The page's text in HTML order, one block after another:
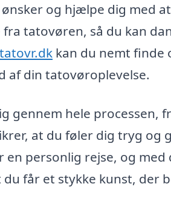
og hjælpe dig med
tatovøren, så du kan
kan du nemt finde
af din tatovøroplevelse.
gennem hele processen,
at du føler dig tryg og
personlig rejse, og
får et stykke kunst, der